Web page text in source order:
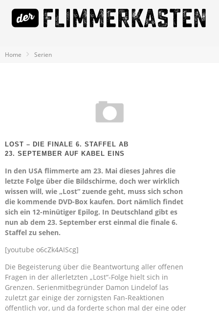
Home Serien
LOST – DIE FINALE 6. STAFFEL AB
23. SEPTEMBER AUF KABEL EINS
In den USA flimmerte am 23. Mai dieses Jahres die
letzte Folge über die Bildschirme, doch wer wirklich
wissen will, wie „Lost“ zuende geht, muss sich schon
die kommende DVD-Box kaufen. Dort nämlich findet
sich ein 12-minütiger Epilog. In Deutschland gibt es
nun ab dem 23. September erst einmal die finale 6.
Staffel zu sehen.
[youtube o6cZk4AIScg]
Die Begeisterung über die Beantwortung aller offenen
Fragen in der allerletzten „Lost“-Folge hielt sich in
Grenzen. Serienmitbegründer Damon Lindelof las
zuletzt gar einige der zornigsten Fan-Reaktionen
öffentlich vor, und da forderte schon mal der eine oder